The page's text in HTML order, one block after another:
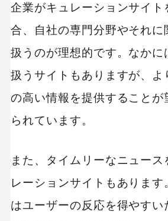
企業がキュレーションサイト
合、自社の専門分野やそれに
扱うのが理想的です。なかに
扱うサイトもありますが、よ
の高い情報を提供することが
られています。
また、タイムリーなニュース
レーションサイトもありま
はユーザーの反応を得やす